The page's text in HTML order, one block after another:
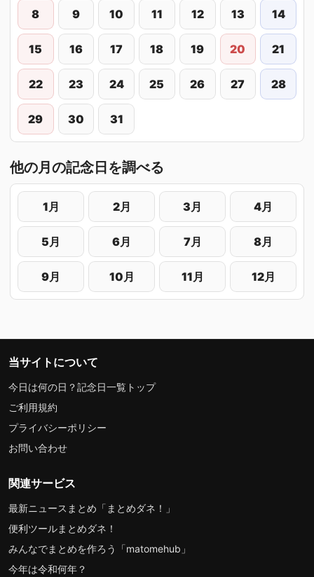
8 9 10 11 12 13 14
15 16 17 18 19 20 21
22 23 24 25 26 27 28
29 30 31
他の月の記念日を調べる
1月 2月 3月 4月
5月 6月 7月 8月
9月 10月 11月 12月
当サイトについて
今日は何の日？記念日一覧トップ
ご利用規約
プライバシーポリシー
お問い合わせ
関連サービス
最新ニュースまとめ「まとめダネ！」
便利ツールまとめダネ！
みんなでまとめを作ろう「matomehub」
今年は令和何年？